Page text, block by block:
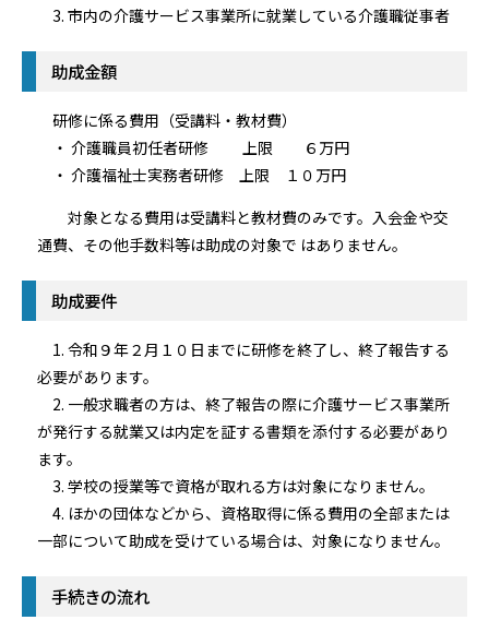
3. 市内の介護サービス事業所に就業している介護職従事者
助成金額
研修に係る費用（受講料・教材費）
・ 介護職員初任者研修 上限 ６万円
・ 介護福祉士実務者研修 上限 １０万円
対象となる費用は受講料と教材費のみです。入会金や交
通費、その他手数料等は助成の対象で はありません。
助成要件
1. 令和９年２月１０日までに研修を終了し、終了報告する
必要があります。
2. 一般求職者の方は、終了報告の際に介護サービス事業所
が発行する就業又は内定を証する書類を添付する必要があり
ます。
3. 学校の授業等で資格が取れる方は対象になりません。
4. ほかの団体などから、資格取得に係る費用の全部または
一部について助成を受けている場合は、対象になりません。
手続きの流れ